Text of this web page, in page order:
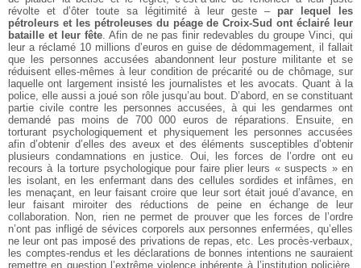
révolte et d’ôter toute sa légitimité à leur geste – par lequel les
pétroleurs et les pétroleuses du péage de Croix-Sud ont éclairé leur
bataille et leur fête. Afin de ne pas finir redevables du groupe Vinci, qui
leur a réclamé 10 millions d’euros en guise de dédommagement, il fallait
que les personnes accusées abandonnent leur posture militante et se
réduisent elles-mêmes à leur condition de précarité ou de chômage, sur
laquelle ont largement insisté les journalistes et les avocats. Quant à la
police, elle aussi a joué son rôle jusqu’au bout. D’abord, en se constituant
partie civile contre les personnes accusées, à qui les gendarmes ont
demandé pas moins de 700 000 euros de réparations. Ensuite, en
torturant psychologiquement et physiquement les personnes accusées
afin d’obtenir d’elles des aveux et des éléments susceptibles d’obtenir
plusieurs condamnations en justice. Oui, les forces de l’ordre ont eu
recours à la torture psychologique pour faire plier leurs « suspects » en
les isolant, en les enfermant dans des cellules sordides et infâmes, en
les menaçant, en leur faisant croire que leur sort était joué d’avance, en
leur faisant miroiter des réductions de peine en échange de leur
collaboration. Non, rien ne permet de prouver que les forces de l’ordre
n’ont pas infligé de sévices corporels aux personnes enfermées, qu’elles
ne leur ont pas imposé des privations de repas, etc. Les procès-verbaux,
les comptes-rendus et les déclarations de bonnes intentions ne sauraient
remettre en question l’extrême violence inhérente à l’institution policière.